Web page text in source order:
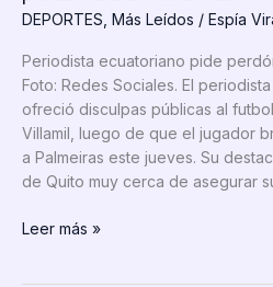
DEPORTES Más Leídos / Espía
Periodista ecuatoriano pide
Foto: Redes Sociales. El
ofreció disculpas públicas al
Villamil, luego de que el jugador
a Palmeiras este jueves. Su
de Quito muy cerca de asegurar
Video:
Leer más »